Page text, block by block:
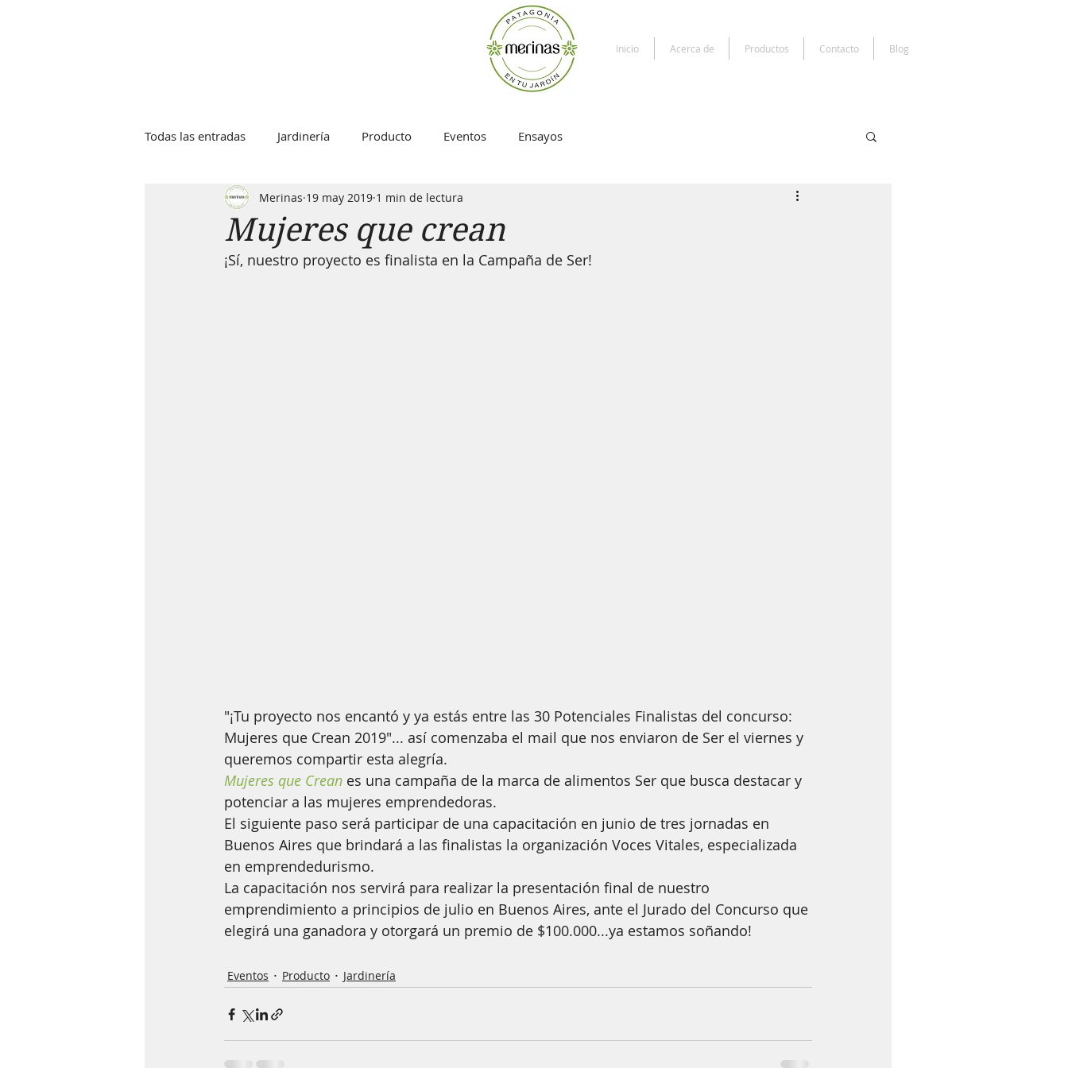
Inicio Acerca de Productos Contacto Blog
Todas las entradas Jardinería Producto Eventos Ensayos
Mujeres que crean
Merinas 19 may 2019 1 min de lectura
¡Sí, nuestro proyecto es finalista en la Campaña de Ser!
"¡Tu proyecto nos encantó y ya estás entre las 30 Potenciales Finalistas del concurso:
Mujeres que Crean 2019"... así comenzaba el mail que nos enviaron de Ser el viernes y
queremos compartir esta alegría.
Mujeres que Crean es una campaña de la marca de alimentos Ser que busca destacar y
potenciar a las mujeres emprendedoras.
El siguiente paso será participar de una capacitación en junio de tres jornadas en
Buenos Aires que brindará a las finalistas la organización Voces Vitales, especializada
en emprendedurismo.
La capacitación nos servirá para realizar la presentación final de nuestro
emprendimiento a principios de julio en Buenos Aires, ante el Jurado del Concurso que
elegirá una ganadora y otorgará un premio de $100.000...ya estamos soñando!
Eventos Producto Jardinería